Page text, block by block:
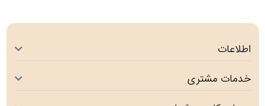
اطلاعات
خدمات مشتری